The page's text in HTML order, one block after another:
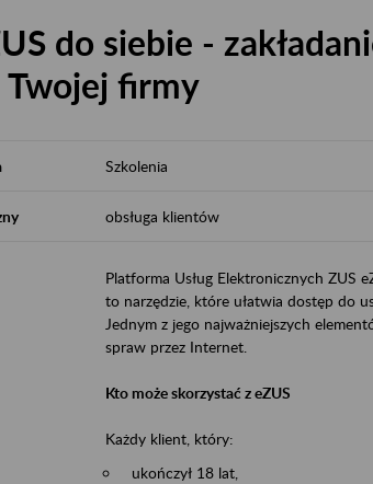
do siebie -
Twojej firmy
Szkolenia
obsługa klientów
Platforma Usług Elektronicznych ZUS
to narzędzie, które ułatwia dostęp do
Jednym z jego najważniejszych
spraw przez Internet.
Kto może skorzystać z eZUS
Każdy klient, który:
ukończył 18 lat,